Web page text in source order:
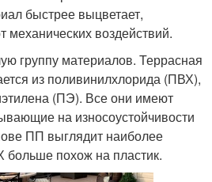
быстрее выцветает,
механических воздействий.
группу материалов. Террасная
из поливинилхлорида (ПВХ),
(ПЭ). Все они имеют
на износоустойчивости
ПП выглядит наиболее
больше похож на пластик.